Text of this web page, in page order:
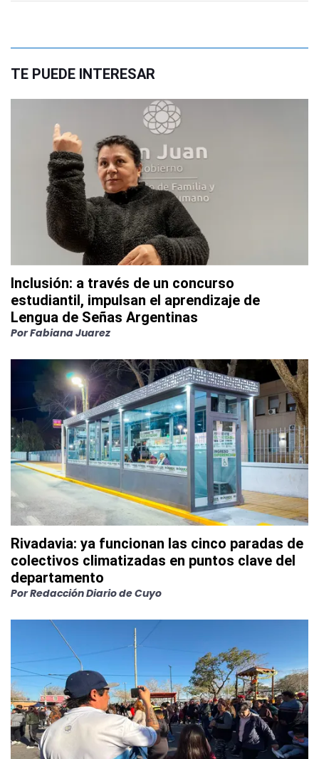
TE PUEDE INTERESAR
Inclusión: a través de un concurso
estudiantil, impulsan el aprendizaje de
Lengua de Señas Argentinas
PorFabiana Juarez
Rivadavia: ya funcionan las cinco paradas de
colectivos climatizadas en puntos clave del
departamento
PorRedacción Diario de Cuyo